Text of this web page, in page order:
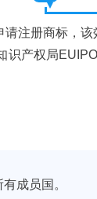
注册商标，该
识产权局
成员国。